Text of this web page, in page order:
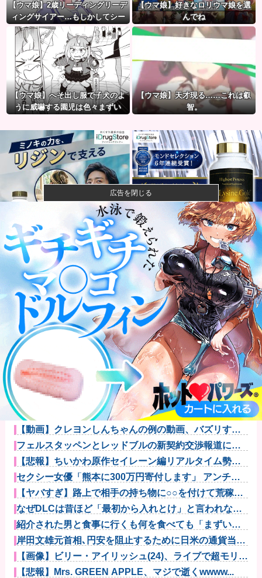
【ウマ娘】2歳リーディングリーデ
ィングサイアー…もしかしてシー
ザリオって凄いのでは？
【ウマ娘】好きなロリウマ娘を選
んでね
【ウマ娘】へそ出し服で子犬のよ
うに威嚇する園児は色々まずい
【ウマ娘】天才現る……これは叡
智。
成人向けゲーム『ヤリステ メスブター』開発者絶望、
銀行がst...
【速報】ジャンポケ斎藤、求刑7年で逝く。実刑確実か
【悲報】落語家、亡くなったタレントからいじめられ
た過去を告白...
【動画】クレヨンしんちゃんの例の動画、バズリすぎ
てネットミー...
フェルスタッペンとレッドブルの新契約交渉報道につ
いて父親ヨス...
【悲報】ちいかわ原作セイレーン編リアルタイム勢
「つまんねえ」...
セクシー女優「熊本に300万円寄付します」 アンチ
「汚い金あ...
【ヤバすぎ】路上で相手の持ち物に○○を付けて荒稼ぎ
した凶悪犯...
なぜDLCは昔ほど「最初から入れとけ」と言われなく
なったのか...
紹介された男と食事に行くも何を食べても「まずい」
「臭い」と文...
岸田文雄元首相､円安を阻止するために日米の通貨当局
が実施した...
【画像】ビリー・アイリッシュ(24)、ライブで超モリマ
ンスジ...
【悲報】Mrs. GREEN APPLE、マジで逝くwwww...
広告を閉じる